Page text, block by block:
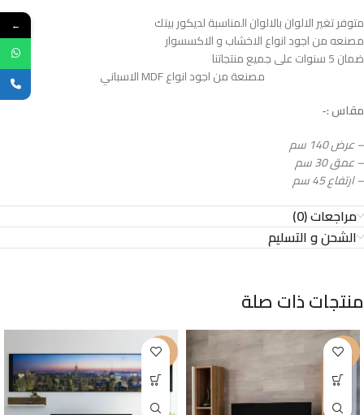
متوفر تغير الالوان بالالوان المناسبة لديكور بيتك
مصنعه من اجود انواع الاخشاب و الاكسسوار
ضمان 5 سنوات على جميع منتجاتنا
مصنعة من اجود انواع MDF الاسباني
مقاس :-
– عرض 140 سم
– عمق 30 سم
– ارتفاع 45 سم
مراجعات (0)
الشحن و التسليم
منتجات ذات صلة
-15%
-20%
←